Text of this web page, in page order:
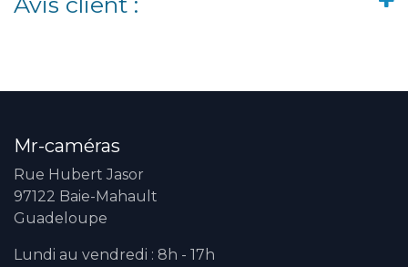
Mr-caméras
Rue Hubert Jasor
97122 Baie-Mahault
Guadeloupe
Lundi au vendredi : 8h - 17h